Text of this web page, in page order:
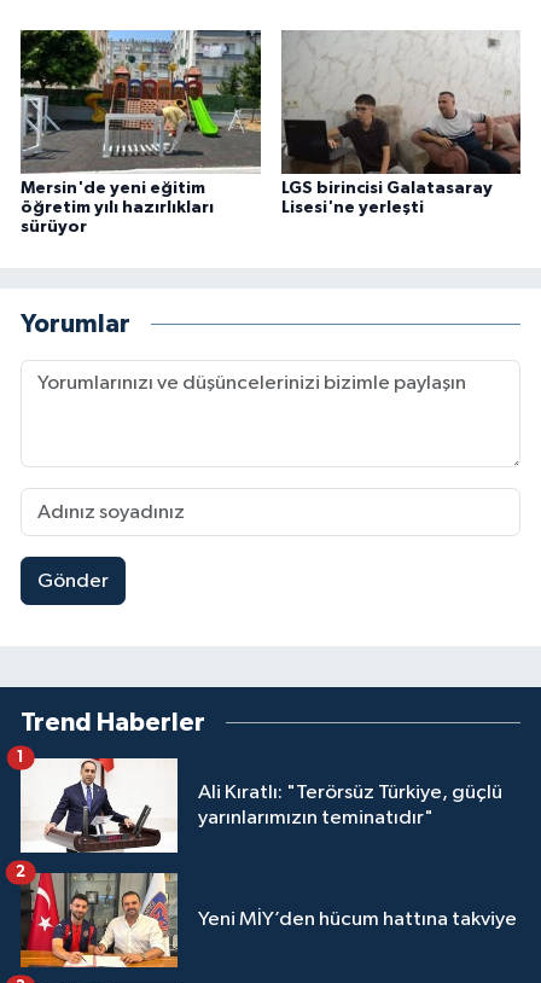
Mersin'de yeni eğitim
öğretim yılı hazırlıkları
sürüyor
LGS birincisi Galatasaray
Lisesi'ne yerleşti
Yorumlar
Gönder
Trend Haberler
Ali Kıratlı: "Terörsüz Türkiye, güçlü
yarınlarımızın teminatıdır"
1
Yeni MİY’den hücum hattına takviye
2